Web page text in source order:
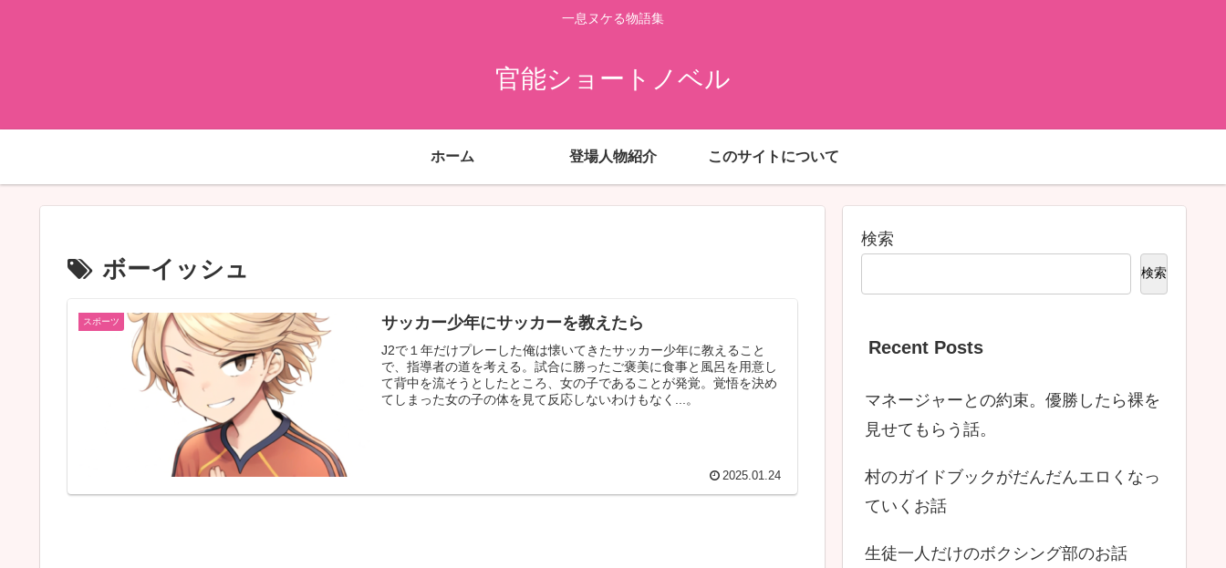
一息ヌケる物語集
官能ショートノベル
ホーム 登場人物紹介 このサイトについて
ボーイッシュ
スポーツ サッカー少年にサッカーを教えたら
J2で１年だけプレーした俺は懐いてきたサッカー少年に教えること
で、指導者の道を考える。試合に勝ったご褒美に食事と風呂を用意し
て背中を流そうとしたところ、女の子であることが発覚。覚悟を決め
てしまった女の子の体を見て反応しないわけもなく...。
2025.01.24
検索
検索
Recent Posts
マネージャーとの約束。優勝したら裸を
見せてもらう話。
村のガイドブックがだんだんエロくなっ
ていくお話
生徒一人だけのボクシング部のお話